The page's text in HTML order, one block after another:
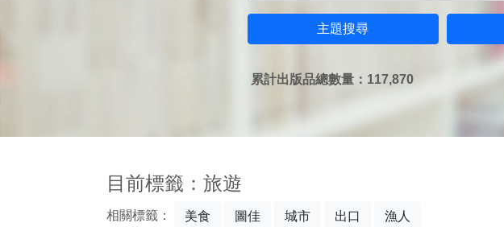
主題搜尋
累計出版品總數量：117,870
目前標籤：旅遊
相關標籤： 美食 圖佳 城市 出口 漁人